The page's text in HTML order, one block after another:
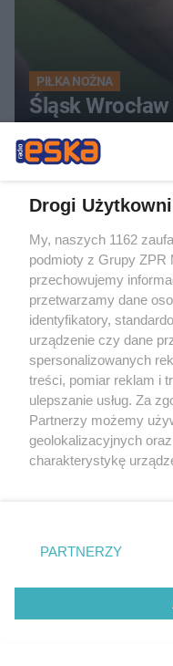
PIŁKA NOŻNA
Śląsk
faworytem
Drogi
My, naszych 1162
podmioty z Grupy ZPR
przechowujemy
przetwarzamy dane
identyfikatory,
urządzenie czy dane
spersonalizowanych
treści, pomiar reklam i
ulepszanie usług. Za
Partnerzy możemy
geolokalizacyjnych
charakterystykę
zmienić/wycofać
znajdujący się w
rodzaje przetwarzania
użytkownika, ale masz
przetwarzaniu.
PARTNERZY